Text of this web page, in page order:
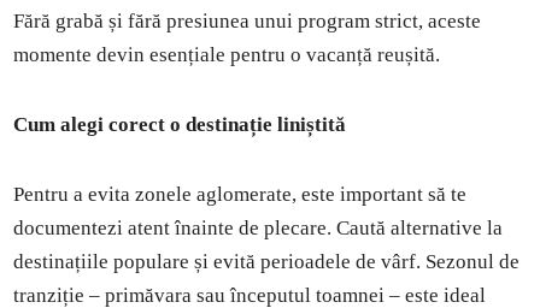
Fără grabă și fără presiunea unui program strict, aceste
momente devin esențiale pentru o vacanță reușită.
Cum alegi corect o destinație liniștită
Pentru a evita zonele aglomerate, este important să te
documentezi atent înainte de plecare. Caută alternative la
destinațiile populare și evită perioadele de vârf. Sezonul de
tranziție – primăvara sau începutul toamnei – este ideal